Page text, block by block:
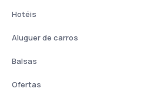
Hotéis
Aluguer de carros
Balsas
Ofertas